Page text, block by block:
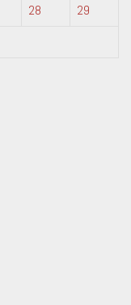
28
29